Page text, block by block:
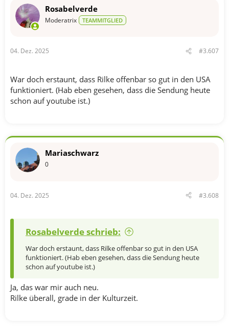
e
n
Rosabelverde
Moderatrix TEAMMITGLIED
04. Dez. 2025 #3.607
War doch erstaunt, dass Rilke offenbar so gut in den USA
funktioniert. (Hab eben gesehen, dass die Sendung heute
schon auf youtube ist.)
Mariaschwarz
0
04. Dez. 2025 #3.608
Rosabelverde schrieb:
War doch erstaunt, dass Rilke offenbar so gut in den USA
funktioniert. (Hab eben gesehen, dass die Sendung heute
schon auf youtube ist.)
Ja, das war mir auch neu.
Rilke überall, grade in der Kulturzeit.